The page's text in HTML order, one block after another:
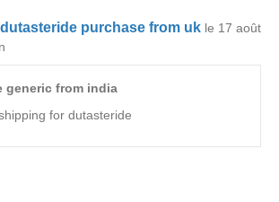
purchase from uk le 17 août
generic from india
for dutasteride